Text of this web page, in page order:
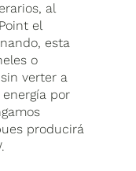
al
el
esta
o
verter a
por
producirá